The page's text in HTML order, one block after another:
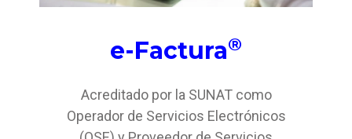
e-Factura®
Acreditado por la SUNAT como
Operador de Servicios Electrónicos